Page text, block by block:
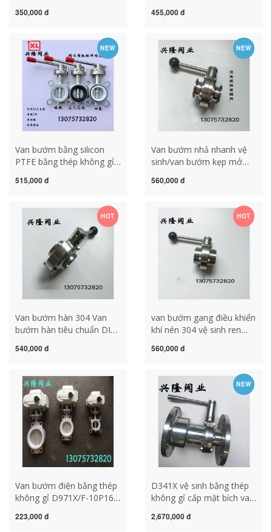
không gỉ bằng tay chống
bướm khử lưu huỳnh van
25-32 van bướm vi sinh
điều khiển khí nén van
bướm inox vi sinh
350,000 đ
van bướm máy bơm nước
cấp wafer van bướm van
tay quay van bướm tay gạt
dn200
455,000 đ
NEW
Van bướm bằng silicon
PTFE bằng thép không gỉ
80100250 300 van bướm
515,000 đ
NEW
Van bướm nhả nhanh vệ
sinh/van bướm kẹp mở
304 316 bằng tay cấp thực
điện shinyi van bướm tay
quay
560,000 đ
HOT
Van bướm hàn 304 Van
bướm hàn tiêu chuẩn DIN
mông/van bướm thép
thực phẩm van bướm
dn65 van bướm tay gạt
inox
540,000 đ
HOT
van bướm gang điều khiển
khí nén 304 vệ sinh ren
kết/SMS hướng dẫn sử
bướm/sợi hàn/ren tròn
hình chữ T van bướm
đóng mở bằng khí nén bồn
tiểu nam cảm ứng inax
560,000 đ
Van bướm điện bằng thép
không gỉ D971X/F-10P16P
tắc nhỏ loại 220v380v van
223,000 đ
NEW
D341X vệ sinh bằng thép
không gỉ cấp mặt bích van
hợp mặt bích van bướm
2,670,000 đ